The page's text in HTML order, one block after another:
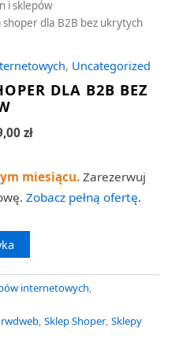
i sklepów
shoper dla B2B bez ukrytych
, Uncategorized
DLA B2B BEZ
zł
miesiącu. Zarezerwuj
Zobacz pełną ofertę.
internetowych,
rwdweb, Sklep Shoper, Sklepy